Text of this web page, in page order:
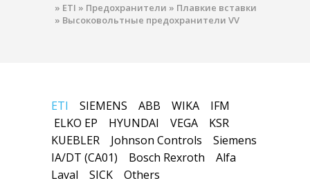
» ETI » Предохранители » Плавкие вставки
» Высоковольтные предохранители VV
ETI SIEMENS ABB WIKA
IFM
ELKO EP
HYUNDAI VEGA
KSR
KUEBLER
Johnson Controls
Siemens
IA/DT (CA01)
Bosch Rexroth
Alfa
Laval
SICK Others